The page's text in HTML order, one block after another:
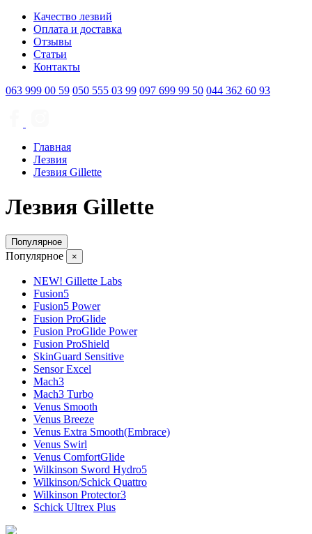
Качество лезвий
Оплата и доставка
Отзывы
Статьи
Контакты
063 999 00 59 050 555 03 99 097 699 99 50 044 362 60 93
Главная
Лезвия
Лезвия Gillette
Лезвия Gillette
Популярное
Популярное ×
NEW! Gillette Labs
Fusion5
Fusion5 Power
Fusion ProGlide
Fusion ProGlide Power
Fusion ProShield
SkinGuard Sensitive
Sensor Excel
Mach3
Mach3 Turbo
Venus Smooth
Venus Breeze
Venus Extra Smooth(Embrace)
Venus Swirl
Venus ComfortGlide
Wilkinson Sword Hydro5
Wilkinson/Schick Quattro
Wilkinson Protector3
Schick Ultrex Plus